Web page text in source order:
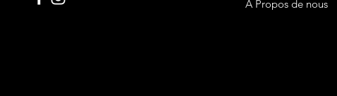
À Propos de nous